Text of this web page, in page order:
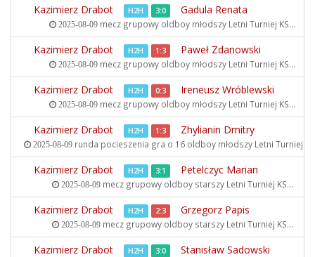
Kazimierz Drabot H2H 3:0 Gadula Renata
2025-08-09 mecz grupowy oldboy młodszy Letni Turniej KS...
Kazimierz Drabot H2H 1:3 Paweł Zdanowski
2025-08-09 mecz grupowy oldboy młodszy Letni Turniej KS...
Kazimierz Drabot H2H 0:3 Ireneusz Wróblewski
2025-08-09 mecz grupowy oldboy młodszy Letni Turniej KS...
Kazimierz Drabot H2H 1:3 Zhylianin Dmitry
2025-08-09runda pocieszenia gra o 16 oldboy młodszy Letni Turniej
Kazimierz Drabot H2H 3:1 Petelczyc Marian
2025-08-09mecz grupowy oldboy starszy Letni Turniej KS...
Kazimierz Drabot H2H 2:3 Grzegorz Papis
2025-08-09mecz grupowy oldboy starszy Letni Turniej KS...
Kazimierz Drabot H2H 3:0 Stanisław Sadowski